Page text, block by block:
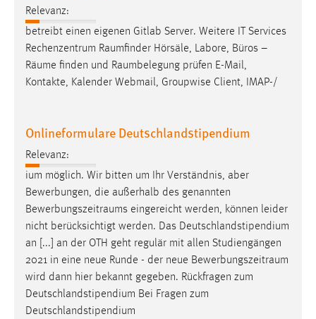
Relevanz:
betreibt einen eigenen Gitlab Server. Weitere IT Services
Rechenzentrum Raumfinder Hörsäle, Labore, Büros –
Räume finden und Raumbelegung prüfen E-Mail,
Kontakte, Kalender Webmail, Groupwise Client, IMAP-/
Onlineformulare Deutschlandstipendium
Relevanz:
ium möglich. Wir bitten um Ihr Verständnis, aber
Bewerbungen, die außerhalb des genannten
Bewerbungszeitraums eingereicht werden, können leider
nicht berücksichtigt werden. Das Deutschlandstipendium
an [...] an der OTH geht regulär mit allen Studiengängen
2021 in eine neue Runde - der neue Bewerbungszeitraum
wird dann hier bekannt gegeben. Rückfragen zum
Deutschlandstipendium Bei Fragen zum
Deutschlandstipendium